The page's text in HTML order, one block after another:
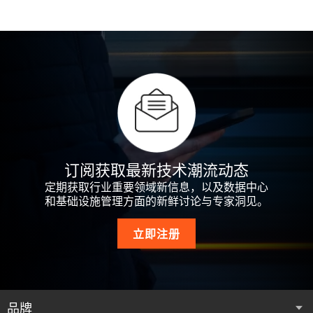
订阅获取最新技术潮流动态
定期获取行业重要领域新信息，以及数据中心
和基础设施管理方面的新鲜讨论与专家洞见。
立即注册
品牌